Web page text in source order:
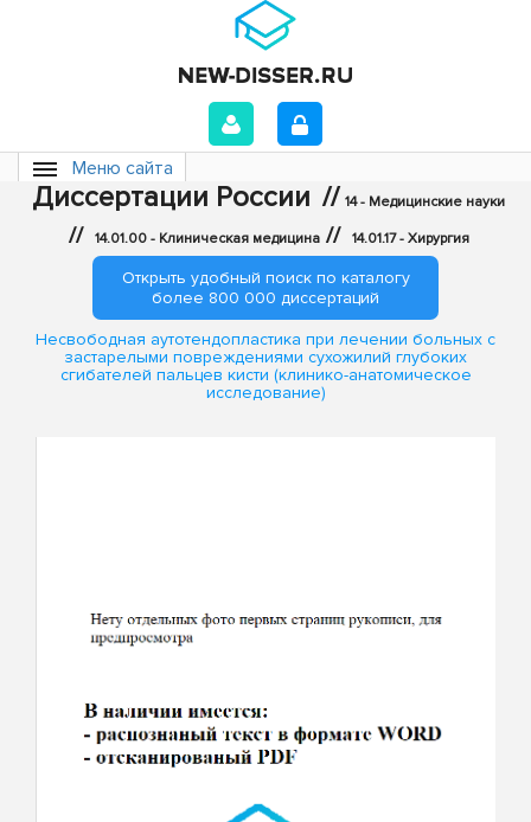
Меню сайта
Диссертации России // 14 - Медицинские науки
// 14.01.00 - Клиническая медицина // 14.01.17 - Хирургия
Открыть удобный поиск по каталогу
более 800 000 диссертаций
Несвободная аутотендопластика при лечении больных с
застарелыми повреждениями сухожилий глубоких
сгибателей пальцев кисти (клинико-анатомическое
исследование)